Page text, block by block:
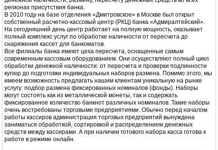
регионах присутствия банка.
В 2010 году на базе отделения «Дмитровское» в Москве был открыт
собственный расчетно-кассовый центр (РКЦ) банка «Адмиралтейский».
На сегодняшний день центр работает на полную мощность, оказывает
полный комплекс услуг по обработке наличности от пересчета до
снаряжения кассет для банкоматов.
Все филиалы банка имеют цеха пересчета, оснащенные самым
современным кассовым оборудованием. Они осуществляют полный цикл
обработки денежной наличности: от пересчета и проверки подлинности
купюр до подготовки индивидуальных наборов размена. Помимо этого, мы
имеем возможность предлагать нашим клиентам уникальную на рынке
услугу: подбор размена фиксированных номиналов (фонды). Наборы
могут состоять как из металлической монеты, так и содержать
фиксированное количество банкнот различных номиналов. Такие наборы
очень востребованы торговыми предприятиями. Обычно перед началом
работы кассиров администрация торговых предприятий вынуждена
заниматься обработкой, сортировкой и распределением денежных
средств между кассирами. А при наличии готового набора касса готова к
работе в режиме онлайн.